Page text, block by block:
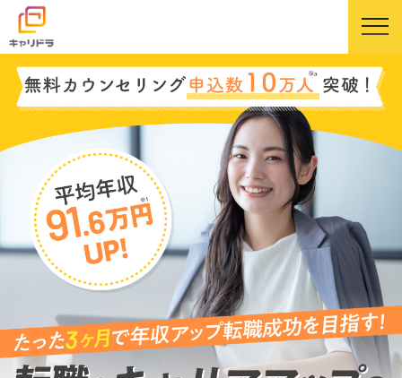
キャリドラの強み
コース・カリキュラム
受講生の声
よくある質問